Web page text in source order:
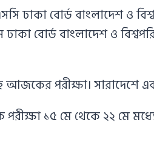
বোর্ড বাংলাদেশ ও
বোর্ড বাংলাদেশ ও
পরীক্ষা। সারাদেশে
১৫ মে থেকে ২২ মে